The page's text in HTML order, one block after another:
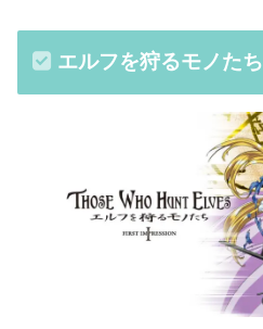
エルフを狩るモノたち